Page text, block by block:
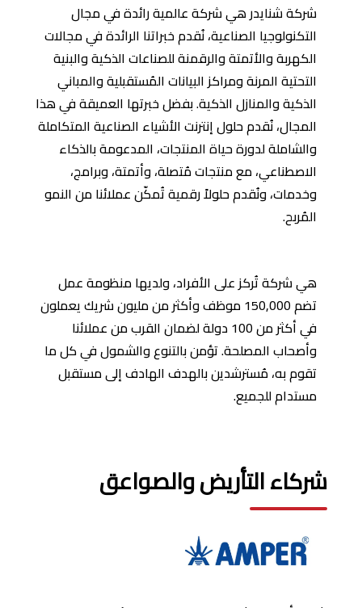
شركة شنايدر هي شركة عالمية رائدة في مجال
التكنولوجيا الصناعية، نُقدم خبراتنا الرائدة في مجالات
الكهربة والأتمتة والرقمنة للصناعات الذكية والبنية
التحتية المرنة ومراكز البيانات المُستقبلية والمباني
الذكية والمنازل الذكية. بفضل خبرتها العميقة في هذا
المجال، نُقدم حلول إنترنت الأشياء الصناعية المتكاملة
والشاملة لدورة حياة المنتجات، المدعومة بالذكاء
الاصطناعي، مع منتجات مُتصلة، وأتمتة، وبرامج،
وخدمات، ونُقدم حلولاً رقمية تُمكّن عملائنا من النمو
المُربح.
هي شركة تُركز على الأفراد، ولديها منظومة عمل
تضم 150,000 موظف وأكثر من مليون شريك يعملون
في أكثر من 100 دولة لضمان القرب من عملائنا
وأصحاب المصلحة. تؤمن بالتنوع والشمول في كل ما
تقوم به، مُسترشدين بالهدف الهادف إلى مستقبل
مستدام للجميع.
شركاء التأريض والصواعق